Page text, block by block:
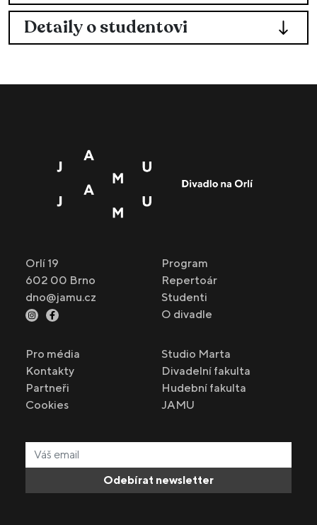
Detaily o studentovi
Orlí 19
602 00 Brno
dno@jamu.cz
Program
Repertoár
Studenti
O divadle
Pro média
Kontakty
Partneři
Cookies
Studio Marta
Divadelní fakulta
Hudební fakulta
JAMU